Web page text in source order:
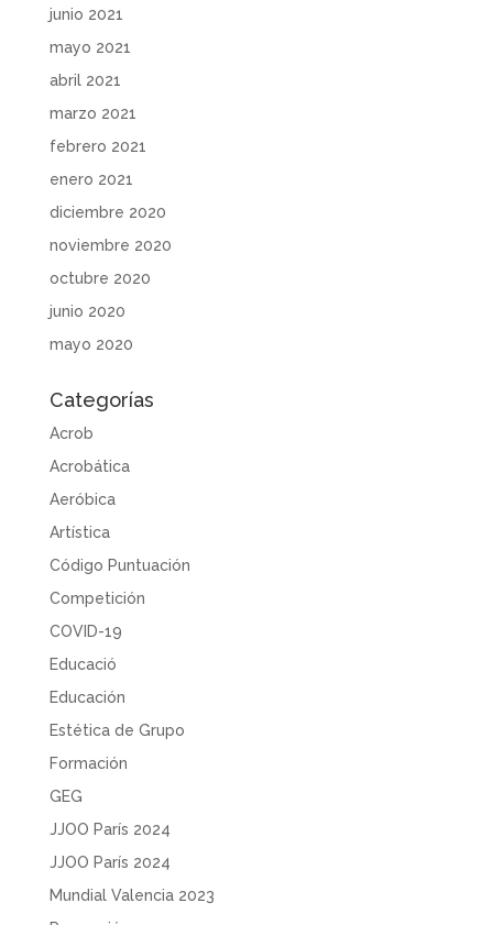
junio 2021
mayo 2021
abril 2021
marzo 2021
febrero 2021
enero 2021
diciembre 2020
noviembre 2020
octubre 2020
junio 2020
mayo 2020
Categorías
Acrob
Acrobática
Aeróbica
Artística
Código Puntuación
Competición
COVID-19
Educació
Educación
Estética de Grupo
Formación
GEG
JJOO París 2024
JJOO París 2024
Mundial Valencia 2023